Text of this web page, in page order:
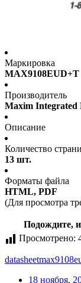
Маркировка
MAX9108EUD+T
Производитель
Maxim Integrated
Описание
Количество
13 шт.
Форматы файла
HTML, PDF
(Для просмотра
Подождите,
Просмотрено:
datasheet
18 ноября,